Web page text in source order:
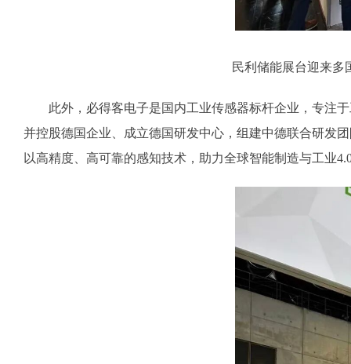
民利储能展台迎来多
此外，必得客电子是国内工业传感器标杆企业，专注于
并控股德国企业、成立德国研发中心，组建中德联合研发
以高精度、高可靠的感知技术，助力全球智能制造与工业